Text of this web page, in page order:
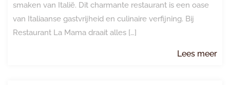
smaken van Italië. Dit charmante restaurant is een oase
van Italiaanse gastvrijheid en culinaire verfijning. Bij
Restaurant La Mama draait alles […]
Lees meer